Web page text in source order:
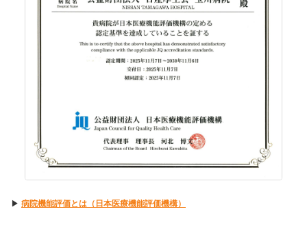
▶ 病院機能評価とは（日本医療機能評価機構）